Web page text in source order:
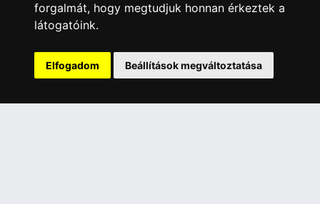
forgalmát, hogy megtudjuk honnan érkeztek a
látogatóink.
Elfogadom Beállítások megváltoztatása
INFORMÁCIÓK
Adatkezelési nyilatkozat
Szolgáltatásaink